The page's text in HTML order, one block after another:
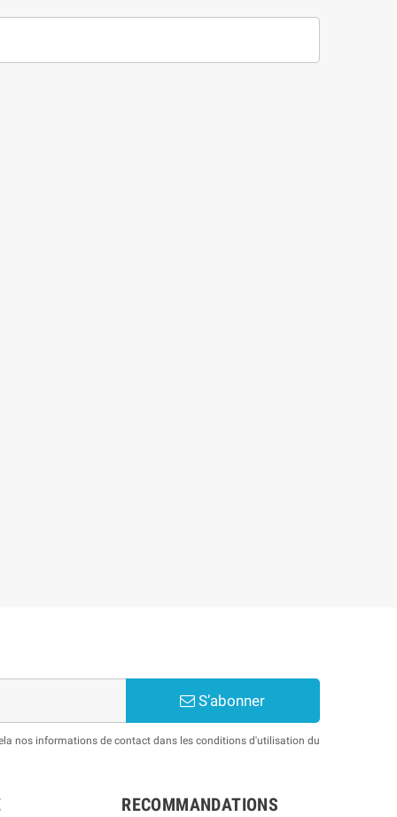
S’abonner
nos informations de contact dans les conditions d'utilisation du
RECOMMANDATIONS